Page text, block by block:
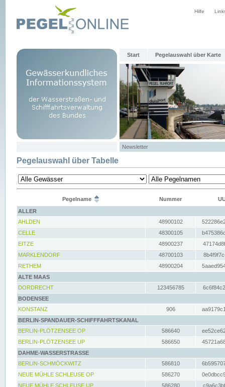
Hilfe
Start Pegelauswahl über Karte
Newsletter
Pegelauswahl über Tabelle
Pegelname Nummer
ALLER
AHLDEN
48900102
CELLE
48300105
EITZE
48900237
MARKLENDORF
48700103
RETHEM
48900204
ALTE MAAS
DORDRECHT
123456785
BODENSEE
KONSTANZ
906
BERLIN-SPANDAUER-SCHIFFFAHRTSKANAL
BERLIN-PLÖTZENSEE OP
586640
BERLIN-PLÖTZENSEE UP
586650
DAHME-WASSERSTRASSE
BERLIN-SCHMÖCKWITZ
586810
NEUE MÜHLE SCHLEUSE OP
586270
NEUE MÜHLE SCHLEUSE UP
586280